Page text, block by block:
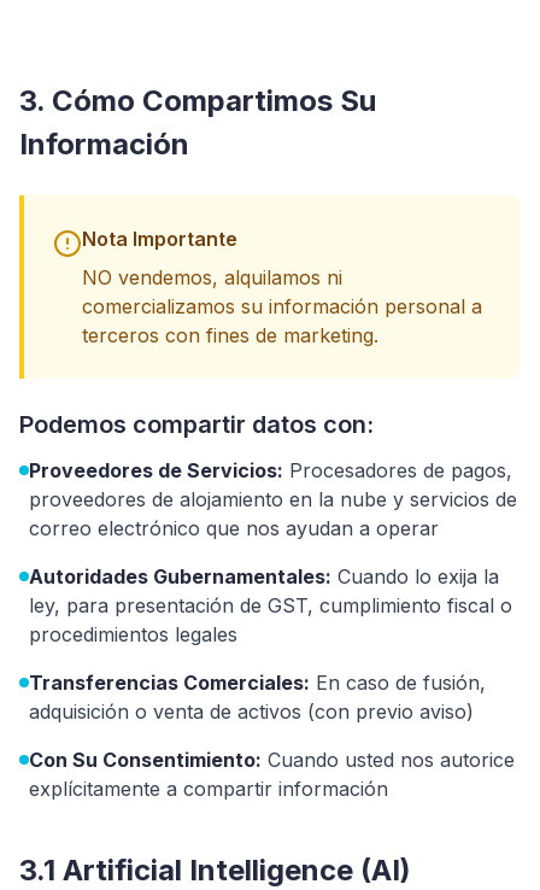
3. Cómo Compartimos Su
Información
Nota Importante
NO vendemos, alquilamos ni
comercializamos su información personal a
terceros con fines de marketing.
Podemos compartir datos con:
Proveedores de Servicios: Procesadores de pagos,
proveedores de alojamiento en la nube y servicios de
correo electrónico que nos ayudan a operar
Autoridades Gubernamentales: Cuando lo exija la
ley, para presentación de GST, cumplimiento fiscal o
procedimientos legales
Transferencias Comerciales: En caso de fusión,
adquisición o venta de activos (con previo aviso)
Con Su Consentimiento: Cuando usted nos autorice
explícitamente a compartir información
3.1 Artificial Intelligence (AI)